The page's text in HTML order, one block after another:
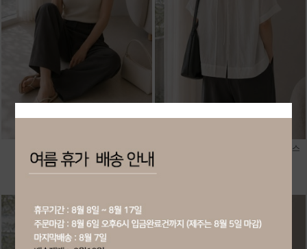
회원공개
20183-뒷트임 포인트 박시핏 블라우스